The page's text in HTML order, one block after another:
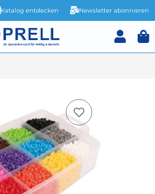
Katalog entdecken Newsletter abonnieren